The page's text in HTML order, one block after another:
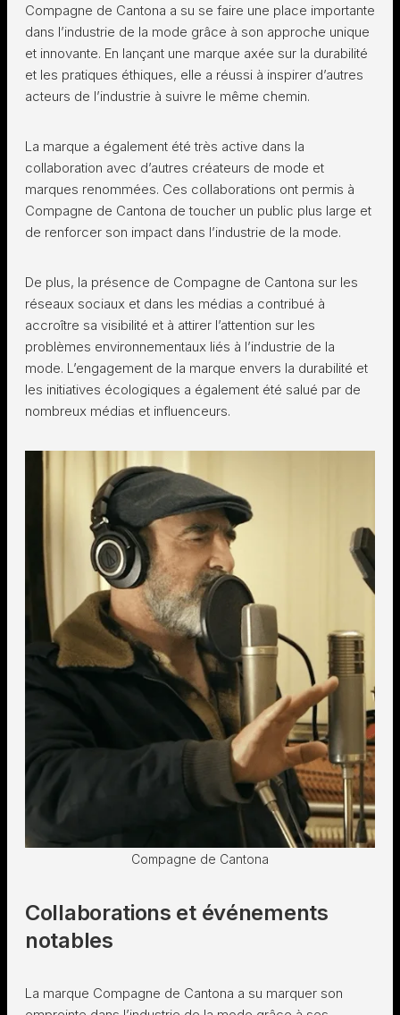
Compagne de Cantona a su se faire une place importante
dans l’industrie de la mode grâce à son approche unique
et innovante. En lançant une marque axée sur la durabilité
et les pratiques éthiques, elle a réussi à inspirer d’autres
acteurs de l’industrie à suivre le même chemin.
La marque a également été très active dans la
collaboration avec d’autres créateurs de mode et
marques renommées. Ces collaborations ont permis à
Compagne de Cantona de toucher un public plus large et
de renforcer son impact dans l’industrie de la mode.
De plus, la présence de Compagne de Cantona sur les
réseaux sociaux et dans les médias a contribué à
accroître sa visibilité et à attirer l’attention sur les
problèmes environnementaux liés à l’industrie de la
mode. L’engagement de la marque envers la durabilité et
les initiatives écologiques a également été salué par de
nombreux médias et influenceurs.
Compagne de Cantona
Collaborations et événements
notables
La marque Compagne de Cantona a su marquer son